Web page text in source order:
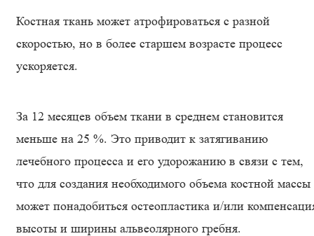
Костная ткань может атрофироваться с разной
скоростью, но в более старшем возрасте процесс
ускоряется.
За 12 месяцев объем ткани в среднем становится
меньше на 25 %. Это приводит к затягиванию
лечебного процесса и его удорожанию в связи с тем,
что для создания необходимого объема костной массы
может понадобиться остеопластика и/или
высоты и ширины альвеолярного гребня.